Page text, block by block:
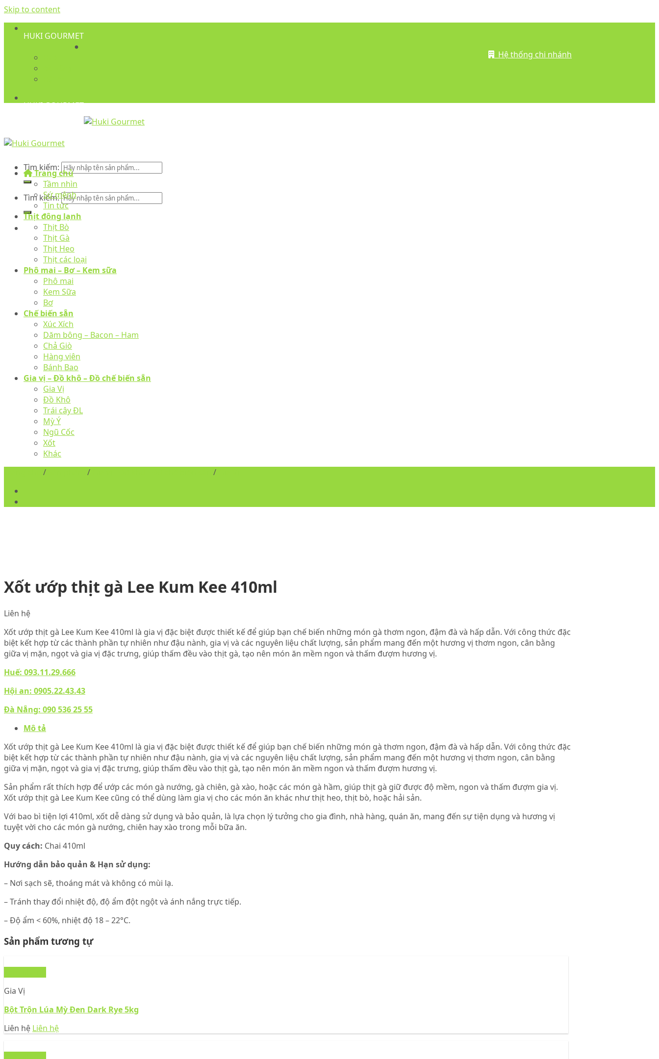
Skip to content
HUKI GOURMET
Hệ thống chi nhánh
HUKI GOURMET
Tìm kiếm:
Tìm kiếm:
Trang chủ
Tầm nhìn
Sứ mệnh
Tin tức
Thịt đông lạnh
Thịt Bò
Thịt Gà
Thịt Heo
Thịt các loại
Phô mai – Bơ – Kem sữa
Phô mai
Kem Sữa
Bơ
Chế biến sẵn
Xúc Xích
Dăm bông – Bacon – Ham
Chả Giò
Hàng viên
Bánh Bao
Gia vị – Đồ khô – Đồ chế biến sẵn
Gia Vị
Đồ Khô
Trái cây ĐL
Mỳ Ý
Ngũ Cốc
Xốt
Khác
/ / /
Xốt ướp thịt gà Lee Kum Kee 410ml
Liên hệ
Xốt ướp thịt gà Lee Kum Kee 410ml là gia vị đặc biệt được thiết kế để giúp bạn chế biến những món gà thơm ngon, đậm đà và hấp dẫn. Với công thức đặc
biệt kết hợp từ các thành phần tự nhiên như đậu nành, gia vị và các nguyên liệu chất lượng, sản phẩm mang đến một hương vị thơm ngon, cân bằng
giữa vị mặn, ngọt và gia vị đặc trưng, giúp thấm đều vào thịt gà, tạo nên món ăn mềm ngon và thấm đượm hương vị.
Huế: 093.11.29.666
Hội an: 0905.22.43.43
Đà Nẵng: 090 536 25 55
Mô tả
Xốt ướp thịt gà Lee Kum Kee 410ml là gia vị đặc biệt được thiết kế để giúp bạn chế biến những món gà thơm ngon, đậm đà và hấp dẫn. Với công thức đặc
biệt kết hợp từ các thành phần tự nhiên như đậu nành, gia vị và các nguyên liệu chất lượng, sản phẩm mang đến một hương vị thơm ngon, cân bằng
giữa vị mặn, ngọt và gia vị đặc trưng, giúp thấm đều vào thịt gà, tạo nên món ăn mềm ngon và thấm đượm hương vị.
Sản phẩm rất thích hợp để ướp các món gà nướng, gà chiên, gà xào, hoặc các món gà hầm, giúp thịt gà giữ được độ mềm, ngon và thấm đượm gia vị.
Xốt ướp thịt gà Lee Kum Kee cũng có thể dùng làm gia vị cho các món ăn khác như thịt heo, thịt bò, hoặc hải sản.
Với bao bì tiện lợi 410ml, xốt dễ dàng sử dụng và bảo quản, là lựa chọn lý tưởng cho gia đình, nhà hàng, quán ăn, mang đến sự tiện dụng và hương vị
tuyệt vời cho các món gà nướng, chiên hay xào trong mỗi bữa ăn.
Quy cách: Chai 410ml
Hướng dẫn bảo quản & Hạn sử dụng:
– Nơi sạch sẽ, thoáng mát và không có mùi lạ.
– Tránh thay đổi nhiệt độ, độ ẩm đột ngột và ánh nắng trực tiếp.
– Độ ẩm < 60%, nhiệt độ 18 – 22°C.
Sản phẩm tương tự
Gia Vị
Bột Trộn Lúa Mỳ Đen Dark Rye 5kg
Liên hệ Liên hệ